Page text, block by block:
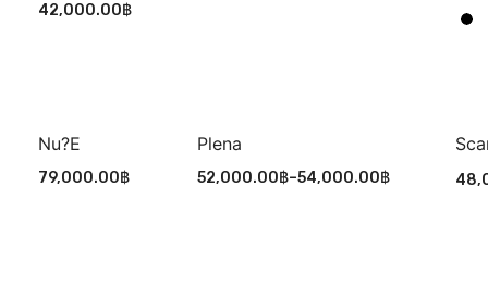
42,000.00฿
Nu?e
79,000.00฿
Plena
52,000.00฿–54,000.00฿